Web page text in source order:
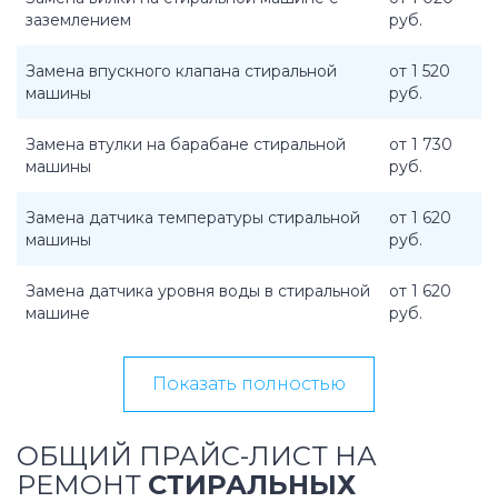
заземлением
руб.
Замена впускного клапана стиральной
машины
от 1 520
руб.
Замена втулки на барабане стиральной
машины
от 1 730
руб.
Замена датчика температуры стиральной
машины
от 1 620
руб.
Замена датчика уровня воды в стиральной
машине
от 1 620
руб.
Показать полностью
ОБЩИЙ ПРАЙС-ЛИСТ НА
РЕМОНТ СТИРАЛЬНЫХ